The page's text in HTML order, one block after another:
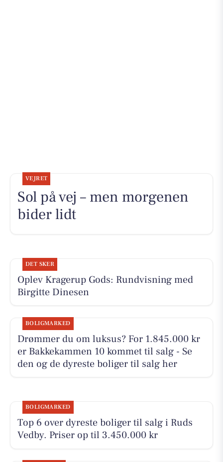
VEJRET
Sol på vej – men morgenen
bider lidt
DET SKER
Oplev Kragerup Gods: Rundvisning med
Birgitte Dinesen
BOLIGMARKED
Drømmer du om luksus? For 1.845.000 kr
er Bakkekammen 10 kommet til salg - Se
den og de dyreste boliger til salg her
BOLIGMARKED
Top 6 over dyreste boliger til salg i Ruds
Vedby. Priser op til 3.450.000 kr